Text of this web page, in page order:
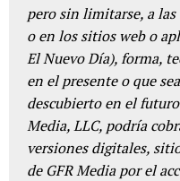
pero sin limitarse, a
o en los sitios web o
El Nuevo Día), forma,
en el presente o que
descubierto en el
Media, LLC, podría
versiones digitales,
de GFR Media por el